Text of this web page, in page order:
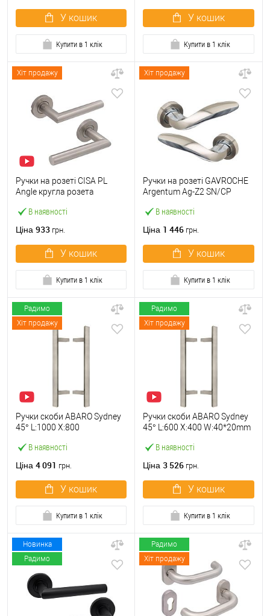
У кошик
Купити в 1 клік
У кошик
Купити в 1 клік
Хіт продажу
В наявності
Ручки на розеті CISA PL
Angle кругла розета
Ціна 933 грн.
У кошик
Купити в 1 клік
Хіт продажу
В наявності
Ручки на розеті GAVROCHE
Argentum Ag-Z2 SN/CP
Ціна 1 446 грн.
У кошик
Купити в 1 клік
Радимо
Хіт продажу
В наявності
Ручки скоби ABARO Sydney
45° L:1000 X:800
сталь (комплект)
Ціна 4 091 грн.
У кошик
Купити в 1 клік
Радимо
Хіт продажу
В наявності
Ручки скоби ABARO Sydney
45° L:600 X:400 W:40*20mm
(комплект)
Ціна 3 526 грн.
У кошик
Купити в 1 клік
Новинка
Радимо
Радимо
Хіт продажу